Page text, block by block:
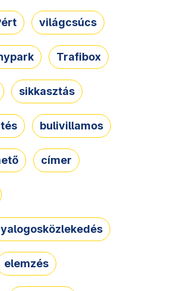
világcsúcs
Trafibox
sikkasztás
bulivillamos
címer
elemzés